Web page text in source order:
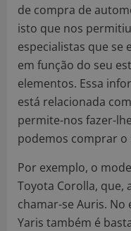
de compra de
isto que nos
especialistas que se
em função do seu
elementos. Essa
está relacionada
permite-nos fazer-
podemos comprar o
Por exemplo, o
Toyota Corolla, que,
chamar-se Auris.
Yaris também é